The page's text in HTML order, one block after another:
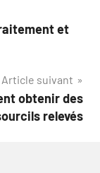
et
Article suivant
obtenir des
relevés